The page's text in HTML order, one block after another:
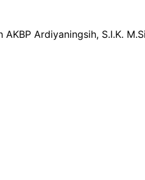
Ardiyaningsih, S.I.K.